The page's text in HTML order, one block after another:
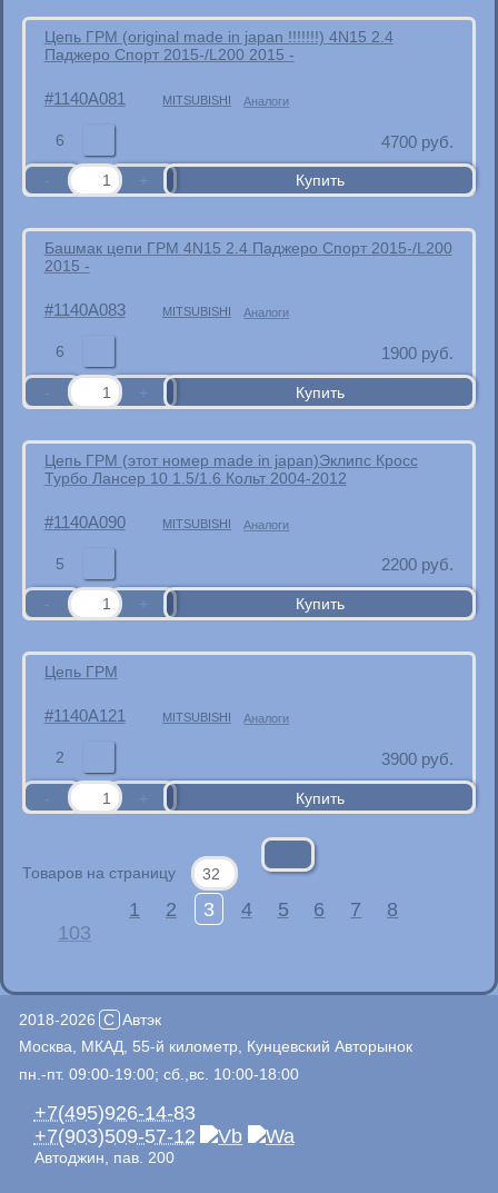
Цепь ГРМ (original made in japan !!!!!!!) 4N15 2.4
Паджеро Спорт 2015-/L200 2015 -
1140A081 MITSUBISHI Аналоги
6 4700 руб.
Башмак цепи ГРМ 4N15 2.4 Паджеро Спорт 2015-/L200
2015 -
1140A083 MITSUBISHI Аналоги
6 1900 руб.
Цепь ГРМ (этот номер made in japan)Эклипс Кросс
Турбо Лансер 10 1.5/1.6 Кольт 2004-2012
1140A090 MITSUBISHI Аналоги
5 2200 руб.
Цепь ГРМ
1140A121 MITSUBISHI Аналоги
2 3900 руб.
Товаров на страницу
1 2 3 4 5 6 7
8
103
2018-2026 C Автэк
Москва, МКАД, 55-й километр, Кунцевский Авторынок
пн.-пт. 09:00-19:00; сб.,вс. 10:00-18:00
+7(495)926-14-83
+7(903)509-57-12
Автоджин, пав. 200